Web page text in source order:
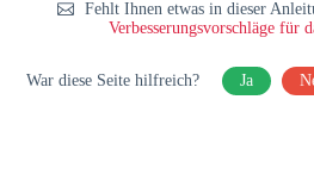
Fehlt Ihnen etwas in dieser
Verbesserungsvorschläge für
War diese Seite hilfreich? Ja